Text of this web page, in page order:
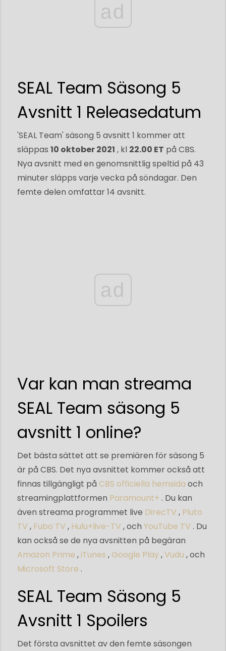
ad
SEAL Team Säsong 5
Avsnitt 1 Releasedatum
'SEAL Team' säsong 5 avsnitt 1 kommer att
släppas 10 oktober 2021 , kl 22.00 ET på CBS.
Nya avsnitt med en genomsnittlig speltid på 43
minuter släpps varje vecka på söndagar. Den
femte delen omfattar 14 avsnitt.
ad
Var kan man streama
SEAL Team säsong 5
avsnitt 1 online?
Det bästa sättet att se premiären för säsong 5
är på CBS. Det nya avsnittet kommer också att
finnas tillgängligt på CBS officiella hemsida och
streamingplattformen Paramount+ . Du kan
även streama programmet live DirecTV , Pluto
TV , Fubo TV , Hulu+live-TV , och YouTube TV . Du
kan också se de nya avsnitten på begäran
Amazon Prime ,iTunes , Google Play,Vudu , och
Microsoft Store .
SEAL Team Säsong 5
Avsnitt 1 Spoilers
Det första avsnittet av den femte säsongen